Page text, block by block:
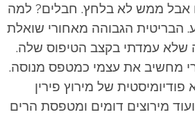
אבל ממש לא בלחץ. חבלים? למה
הבריטית הגבוהה מאחורי שואלת
שלא עמדתי בקצב הטיפוס שלה.
מחשיב את עצמי כמטפס מנוסה.
של מירוץ פירין
מירוצים דומים ומטפסת הרים